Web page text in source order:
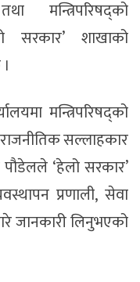
मन्त्रिपरिषद्को
सरकार’ शाखाको
मन्त्रिपरिषद्को
राजनीतिक सल्लाहकार
‘हेलो सरकार’
प्रणाली, सेवा
जानकारी लिनुभएको